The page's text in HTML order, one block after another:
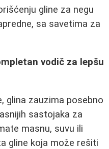
gline za negu
sa savetima za
vodič za lepšu
glina zauzima posebno
sastojaka za
masnu, suvu ili
gline koja može rešiti